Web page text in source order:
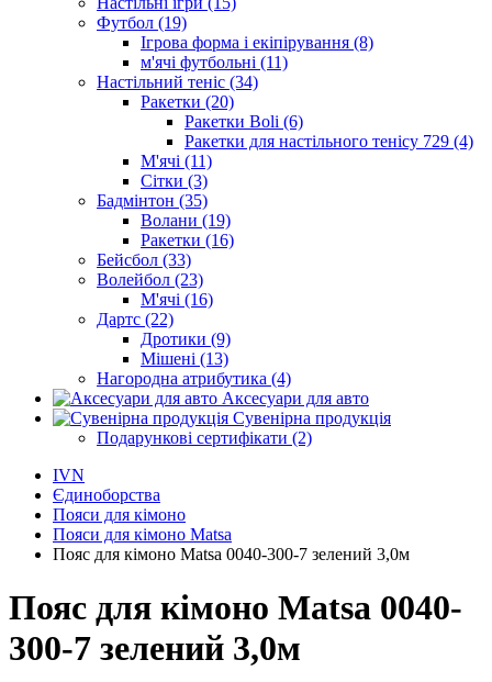
Футбол (19)
Ігрова форма і екіпірування (8)
м'ячі футбольні (11)
Настільний теніс (34)
Ракетки (20)
Ракетки Boli (6)
Ракетки для настільного тенісу 729 (4)
М'ячі (11)
Сітки (3)
Бадмінтон (35)
Волани (19)
Ракетки (16)
Бейсбол (33)
Волейбол (23)
М'ячі (16)
Дартс (22)
Дротики (9)
Мішені (13)
Нагородна атрибутика (4)
Аксесуари для авто
Сувенірна продукція
Подарункові сертифікати (2)
IVN
Єдиноборства
Пояси для кімоно
Пояси для кімоно Matsa
Пояс для кімоно Matsa 0040-300-7 зелений 3,0м
Пояс для кімоно Matsa 0040-
300-7 зелений 3,0м